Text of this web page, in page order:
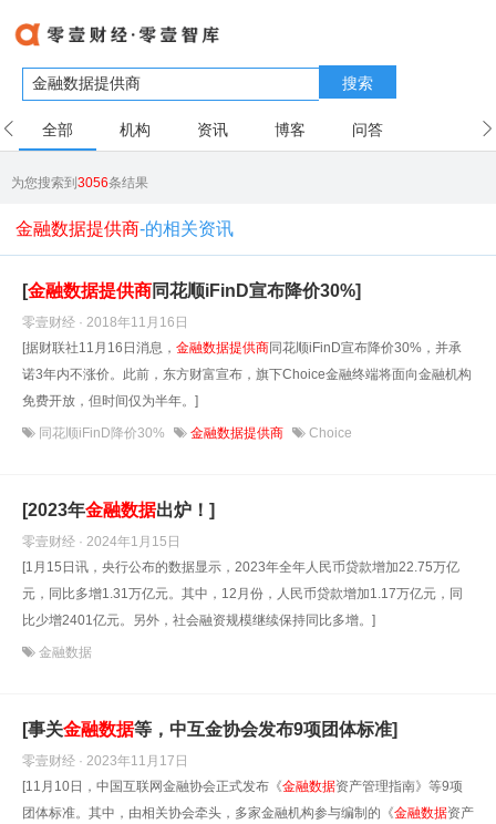
搜索
全部 机构 资讯 博客 问答
为您搜索到3056条结果
金融数据提供商-的相关资讯
[金融数据提供商同花顺iFinD宣布降价30%]
零壹财经 · 2018年11月16日
[据财联社11月16日消息， 金融数据提供商同花顺iFinD宣布降价30%，并承
诺3年内不涨价。此前，东方财富宣布，旗下Choice金融终端将面向金融机构
免费开放，但时间仅为半年。]
同花顺iFinD降价30% 金融数据提供商 Choice
[2023年金融数据出炉！]
零壹财经 · 2024年1月15日
[1月15日讯，央行公布的数据显示，2023年全年人民币贷款增加22.75万亿
元，同比多增1.31万亿元。其中，12月份，人民币贷款增加1.17万亿元，同
比少增2401亿元。另外，社会融资规模继续保持同比多增。]
金融数据
[事关金融数据等，中互金协会发布9项团体标准]
零壹财经 · 2023年11月17日
[11月10日，中国互联网金融协会正式发布《金融数据资产管理指南》等9项
团体标准。其中，由相关协会牵头，多家金融机构参与编制的《金融数据资产